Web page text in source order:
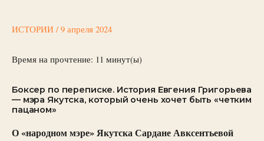
ИСТОРИИ / 9 апреля 2024
Время на прочтение: 11 минут(ы)
Боксер по переписке. История Евгения Григорьева
— мэра Якутска, который очень хочет быть «четким
пацаном»
О «народном мэре» Якутска Сардане Авксентьевой